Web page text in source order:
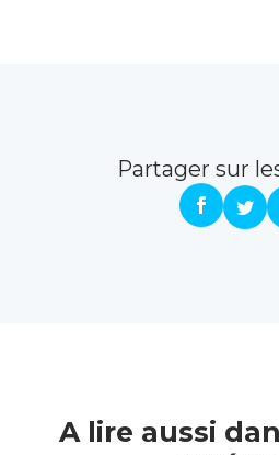
Partager sur
A lire aussi